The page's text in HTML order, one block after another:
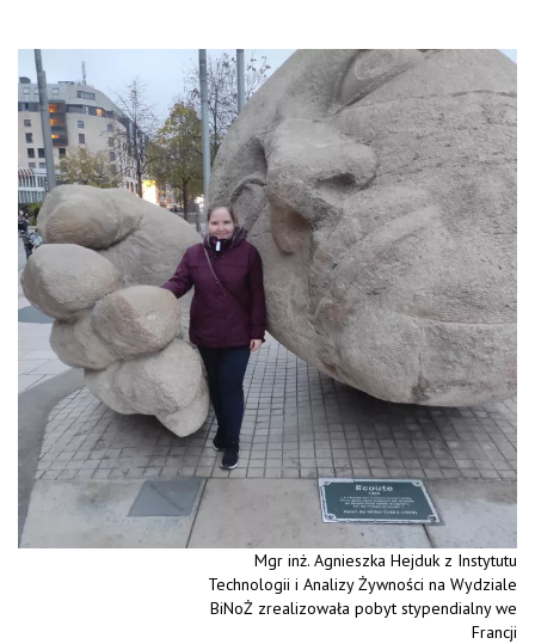
Mgr inż. Agnieszka Hejduk z Instytutu
Technologii i Analizy Żywności na Wydziale
BiNoŻ zrealizowała pobyt stypendialny we
Francji